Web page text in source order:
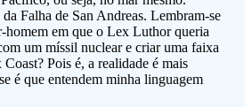
Falha de San Andreas. Lembram-se
homem em que o Lex Luthor queria
um míssil nuclear e criar uma faixa
Pois é, a realidade é mais
é que entendem minha linguagem